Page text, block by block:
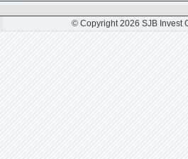
© Copyright 2026 SJB Invest